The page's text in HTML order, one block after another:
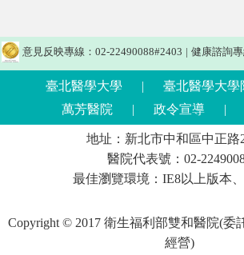
意見反映專線：02-22490088#2403 | 健康諮詢
臺北醫學大學 | 臺北醫學大學
萬芳醫院
| 政令宣導 |
地址：新北市中和區中正路
醫院代表號：02-
最佳瀏覽環境：IE8以上版本
Copyright © 2017 衛生福利部雙和醫院(委
經營)